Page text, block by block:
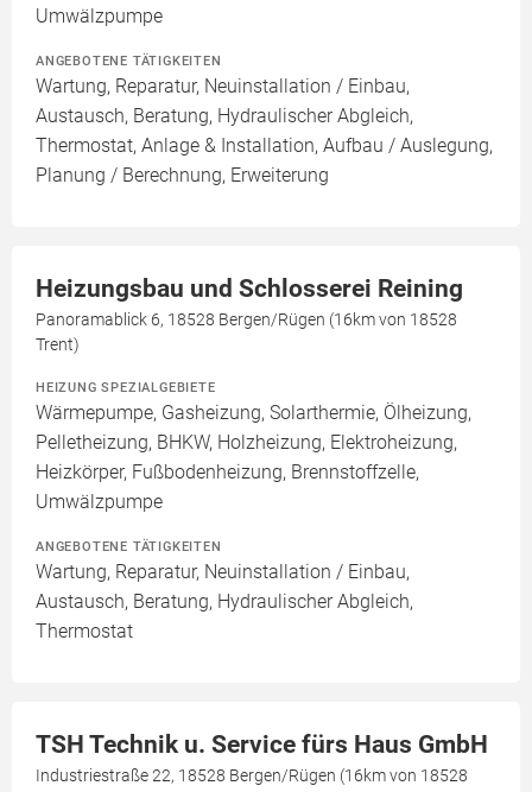
Umwälzpumpe
ANGEBOTENE TÄTIGKEITEN
Wartung, Reparatur, Neuinstallation / Einbau,
Austausch, Beratung, Hydraulischer Abgleich,
Thermostat, Anlage & Installation, Aufbau / Auslegung,
Planung / Berechnung, Erweiterung
Heizungsbau und Schlosserei Reining
Panoramablick 6, 18528 Bergen/Rügen (16km von 18528
Trent)
HEIZUNG SPEZIALGEBIETE
Wärmepumpe, Gasheizung, Solarthermie, Ölheizung,
Pelletheizung, BHKW, Holzheizung, Elektroheizung,
Heizkörper, Fußbodenheizung, Brennstoffzelle,
Umwälzpumpe
ANGEBOTENE TÄTIGKEITEN
Wartung, Reparatur, Neuinstallation / Einbau,
Austausch, Beratung, Hydraulischer Abgleich,
Thermostat
TSH Technik u. Service fürs Haus GmbH
Industriestraße 22, 18528 Bergen/Rügen (16km von 18528